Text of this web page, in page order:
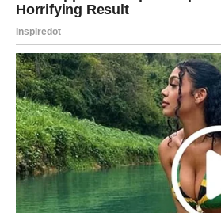
Pred vama su trenuci puni topline,
Ljubavni horoskop do kraja maja
znakovima Zodijaka poseban
će blistati Rakovi, Vage i Škorpije
veliku ljubav, sudbinske susrete i
potpuno osvojiti.
Ovo je vrijeme tokom kojeg
ljubav dolazi onda kada srce